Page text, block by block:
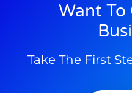
Want To
Take The First